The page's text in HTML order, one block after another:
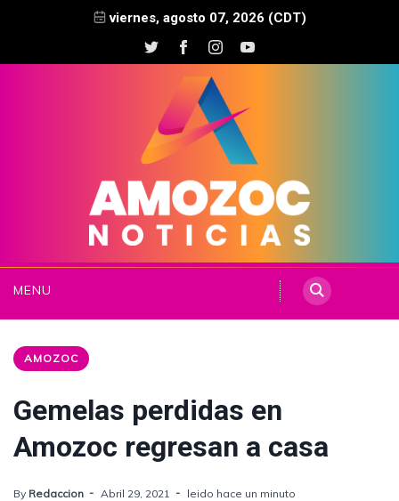
viernes, agosto 07, 2026 (CDT)
MENU
AMOZOC
Gemelas perdidas en
Amozoc regresan a casa
By Redaccion Abril 29, 2021 leido hace un minuto